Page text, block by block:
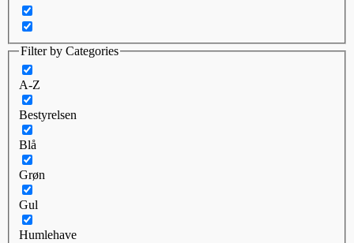
Filter by Categories
A-Z
Bestyrelsen
Blå
Grøn
Gul
Humlehave